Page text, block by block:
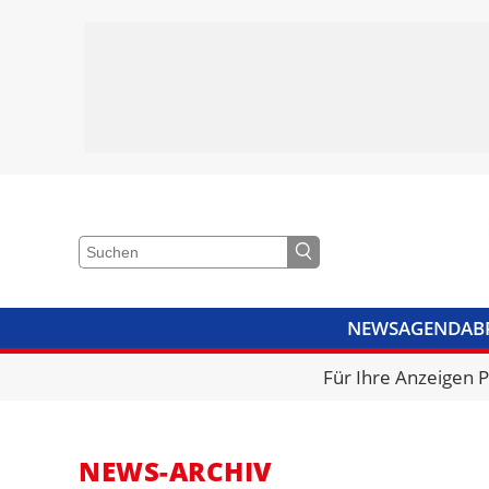
NEWSAGENDA
VIDEOSBIBLIOTHEK
Für Ihre Anzeigen
NEWS-ARCHIV